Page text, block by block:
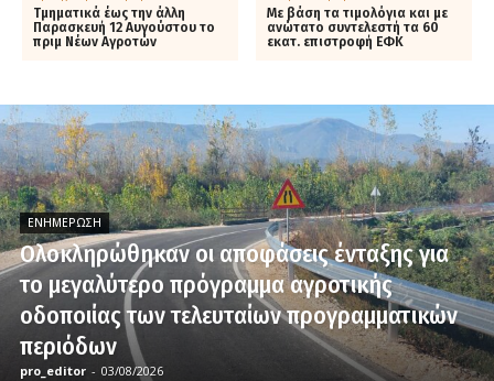
Τμηματικά έως την άλλη
Παρασκευή 12 Αυγούστου το
πριμ Νέων Αγροτών
Με βάση τα τιμολόγια και με
ανώτατο συντελεστή τα 60
εκατ. επιστροφή ΕΦΚ
ΕΝΗΜΈΡΩΣΗ
Ολοκληρώθηκαν οι αποφάσεις ένταξης για
το μεγαλύτερο πρόγραμμα αγροτικής
οδοποιίας των τελευταίων προγραμματικών
περιόδων
pro_editor - 03/08/2026